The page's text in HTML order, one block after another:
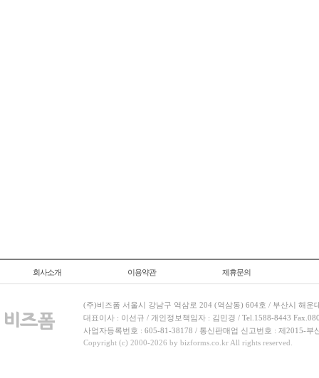
회사소개 이용약관 제휴문의
(주)비즈폼 서울시 강남구 역삼로 204 (역삼동) 604호 / 부산시 해운
대표이사 : 이선규 / 개인정보책임자 : 김민경 / Tel.1588-8443
사업자등록번호 : 605-81-38178 / 통신판매업 신고번호 : 제2015-부
Copyright (c) 2000-2026 by bizforms.co.kr All rights reserved.